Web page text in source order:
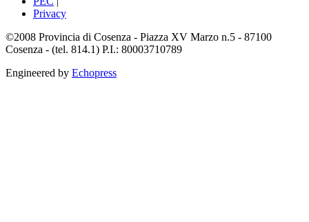
Privacy
©2008 Provincia di Cosenza - Piazza XV Marzo n.5 - 87100
Cosenza - (tel. 814.1) P.I.: 80003710789
Engineered by Echopress